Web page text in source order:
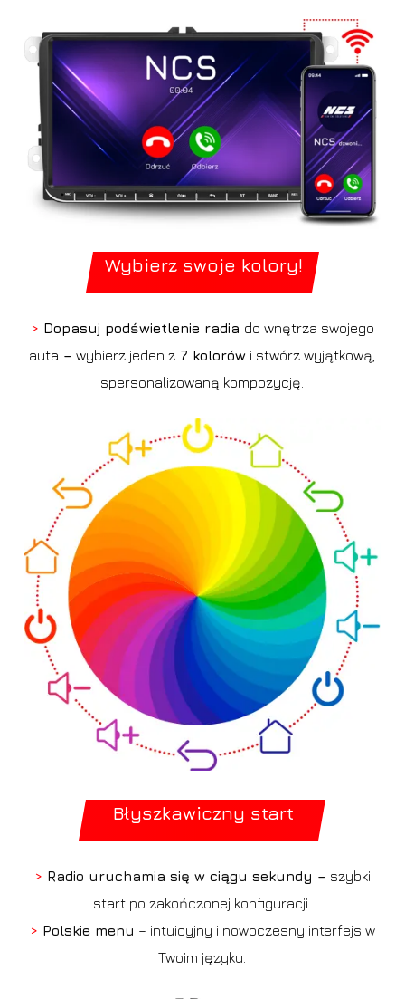
Wybierz swoje kolory!
> Dopasuj podświetlenie radia do wnętrza swojego
auta –wybierz jeden z 7 kolorów i stwórz wyjątkową,
spersonalizowaną kompozycję.
Błyszkawiczny start
> Radio uruchamia się w ciągu sekundy – szybki
start po zakończonej konfiguracji.
> Polskie menu – intuicyjny i nowoczesny interfejs w
Twoim języku.